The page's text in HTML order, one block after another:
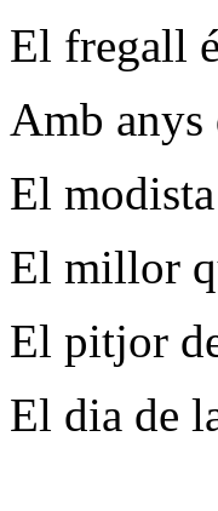
El fregall
Amb anys
El
El millor
El pitjor
El dia de